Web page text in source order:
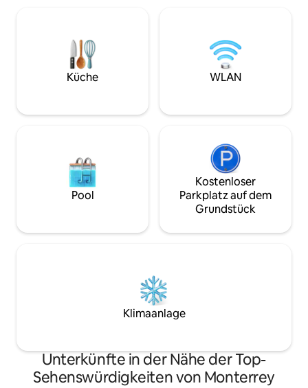
Annehmlichkeiten wie Fitnessraum, Grill
oder Partyräume genießen kannst. Die
Wohnung ist komfortabel und für
Menschen gedacht, die ein innovatives
einer
Wohnung perfekt
Alleinreisende,
Bequemlichkeit
Küche WLAN
Pool
Kostenloser
Parkplatz auf dem
Grundstück
Klimaanlage
Unterkünfte in der Nähe der Top-
Sehenswürdigkeiten von Monterrey